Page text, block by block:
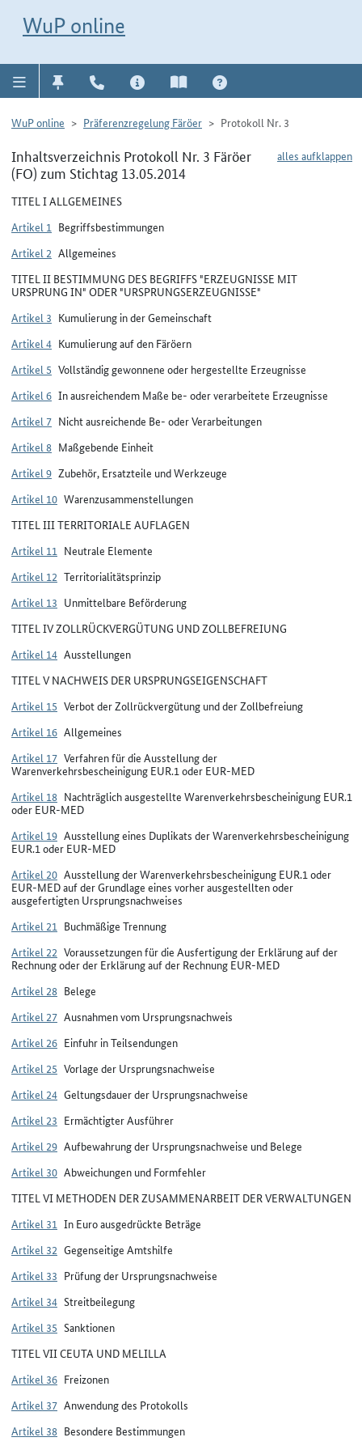
WuP online
WuP online Präferenzregelung Färöer Protokoll Nr. 3
alles aufklappen
Inhaltsverzeichnis Protokoll Nr. 3 Färöer
(FO) zum Stichtag 13.05.2014
TITEL I ALLGEMEINES
Artikel 1 Begriffsbestimmungen
Artikel 2 Allgemeines
TITEL II BESTIMMUNG DES BEGRIFFS "ERZEUGNISSE MIT
URSPRUNG IN" ODER "URSPRUNGSERZEUGNISSE"
Artikel 3 Kumulierung in der Gemeinschaft
Artikel 4 Kumulierung auf den Färöern
Artikel 5 Vollständig gewonnene oder hergestellte Erzeugnisse
Artikel 6 In ausreichendem Maße be- oder verarbeitete Erzeugnisse
Artikel 7 Nicht ausreichende Be- oder Verarbeitungen
Artikel 8 Maßgebende Einheit
Artikel 9 Zubehör, Ersatzteile und Werkzeuge
Artikel 10 Warenzusammenstellungen
TITEL III TERRITORIALE AUFLAGEN
Artikel 11 Neutrale Elemente
Artikel 12 Territorialitätsprinzip
Artikel 13 Unmittelbare Beförderung
TITEL IV ZOLLRÜCKVERGÜTUNG UND ZOLLBEFREIUNG
Artikel 14 Ausstellungen
TITEL V NACHWEIS DER URSPRUNGSEIGENSCHAFT
Artikel 15 Verbot der Zollrückvergütung und der Zollbefreiung
Artikel 16 Allgemeines
Artikel 17 Verfahren für die Ausstellung der
Warenverkehrsbescheinigung EUR.1 oder EUR-MED
Artikel 18 Nachträglich ausgestellte Warenverkehrsbescheinigung EUR.1
oder EUR-MED
Artikel 19 Ausstellung eines Duplikats der Warenverkehrsbescheinigung
EUR.1 oder EUR-MED
Artikel 20 Ausstellung der Warenverkehrsbescheinigung EUR.1 oder
EUR-MED auf der Grundlage eines vorher ausgestellten oder
ausgefertigten Ursprungsnachweises
Artikel 21 Buchmäßige Trennung
Artikel 22 Voraussetzungen für die Ausfertigung der Erklärung auf der
Rechnung oder der Erklärung auf der Rechnung EUR-MED
Artikel 28 Belege
Artikel 27 Ausnahmen vom Ursprungsnachweis
Artikel 26 Einfuhr in Teilsendungen
Artikel 25 Vorlage der Ursprungsnachweise
Artikel 24 Geltungsdauer der Ursprungsnachweise
Artikel 23 Ermächtigter Ausführer
Artikel 29 Aufbewahrung der Ursprungsnachweise und Belege
Artikel 30 Abweichungen und Formfehler
TITEL VI METHODEN DER ZUSAMMENARBEIT DER VERWALTUNGEN
Artikel 31 In Euro ausgedrückte Beträge
Artikel 32 Gegenseitige Amtshilfe
Artikel 33 Prüfung der Ursprungsnachweise
Artikel 34 Streitbeilegung
Artikel 35 Sanktionen
TITEL VII CEUTA UND MELILLA
Artikel 36 Freizonen
Artikel 37 Anwendung des Protokolls
Artikel 38 Besondere Bestimmungen